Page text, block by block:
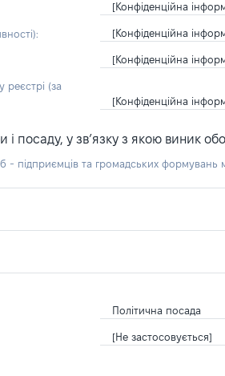
[Конфіденційна
[Конфіденційна
[Конфіденційна
(за
[Конфіденційна
посаду, у зв’язку з якою виник
- підприємців та громадських
Політична посада
[Не застосовується]